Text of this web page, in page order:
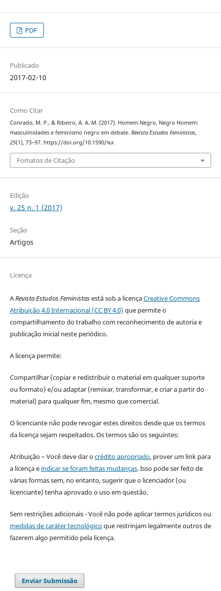
PDF
Publicado
2017-02-10
Como Citar
Conrado, M. P., & Ribeiro, A. A. M. (2017). Homem Negro, Negro Homem:
masculinidades e feminismo negro em debate. Revista Estudos Feministas,
25(1), 73–97. https://doi.org/10.1590/%x
Fomatos de Citação
Edição
v. 25 n. 1 (2017)
Seção
Artigos
Licença
ARevista Estudos Feministasestá sob a licençaCreative Commons
Atribuição 4.0 Internacional (CC BY 4.0) que permite o
compartilhamento do trabalho com reconhecimento de autoria e
publicação inicial neste periódico.
A licença permite:
Compartilhar (copiar e redistribuir o material em qualquer suporte
ou formato) e/ou adaptar (remixar, transformar, e criar a partir do
material) para qualquer fim, mesmo que comercial.
O licenciante não pode revogar estes direitos desde que os termos
da licença sejam respeitados. Os termos são os seguintes:
Atribuição – Você deve dar ocrédito apropriado, prover um link para
a licença e indicar se foram feitas mudanças. Isso pode ser feito de
várias formas sem, no entanto, sugerir que o licenciador (ou
licenciante) tenha aprovado o uso em questão.
Sem restrições adicionais - Você não pode aplicar termos jurídicos ou
medidas de caráter tecnológicoque restrinjam legalmente outros de
fazerem algo permitido pela licença.
Enviar Submissão